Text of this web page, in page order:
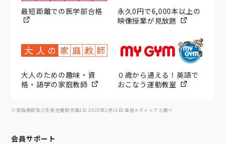
最短距離での医学部合格
永久0円で6,000本以上の
映像授業が見放題
大人のための趣味・資
格・語学の家庭教師
０歳から通える！英語で
おこなう運動教室
※家庭教師及び生徒在籍数全国1位 2023年1月16日 産經メディックス調べ
会員サポート